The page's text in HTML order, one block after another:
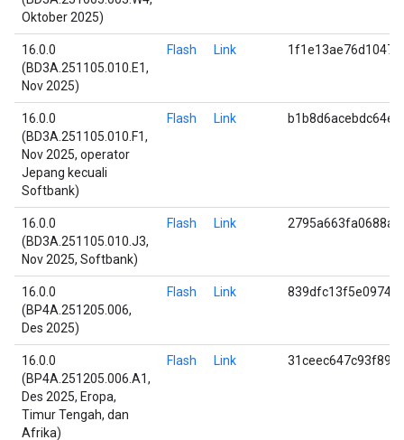
Oktober 2025)
16.0.0
(BD3A.251105.010.E1,
Nov 2025)
Flash Link
16.0.0
(BD3A.251105.010.F1,
Nov 2025, operator
Jepang kecuali
Softbank)
Flash Link
16.0.0
(BD3A.251105.010.J3,
Nov 2025, Softbank)
Flash Link
16.0.0
(BP4A.251205.006,
Des 2025)
Flash Link
16.0.0
(BP4A.251205.006.A1,
Des 2025, Eropa,
Timur Tengah, dan
Afrika)
Flash Link